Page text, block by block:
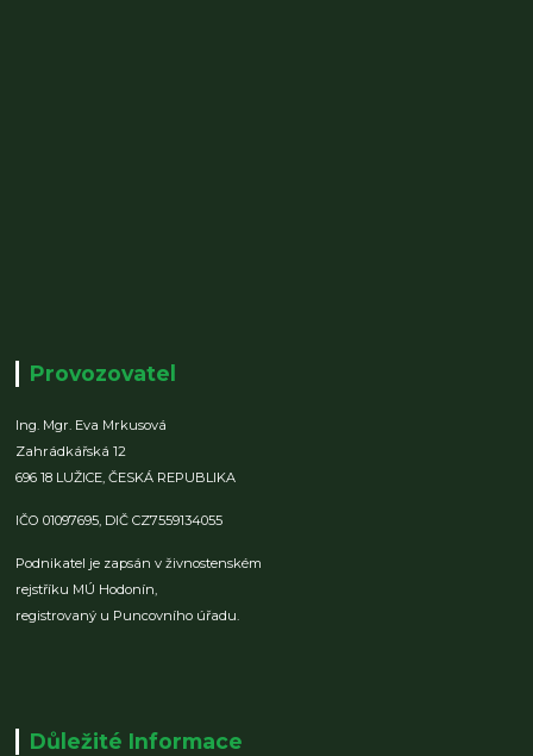
Provozovatel
Ing. Mgr. Eva Mrkusová
Zahrádkářská 12
696 18 LUŽICE,ČESKÁ REPUBLIKA
IČO 01097695, DIČ CZ7559134055
Podnikatel je zapsán v živnostenském
rejstříku MÚ Hodonín,
registrovaný u Puncovního úřadu.
Důležité Informace